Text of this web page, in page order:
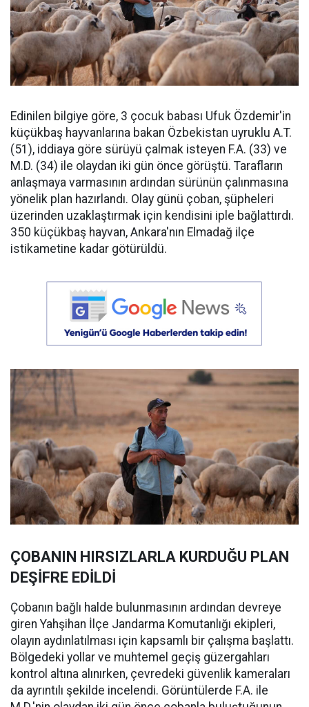
Edinilen bilgiye göre, 3 çocuk babası Ufuk Özdemir'in
küçükbaş hayvanlarına bakan Özbekistan uyruklu A.T.
(51), iddiaya göre sürüyü çalmak isteyen F.A. (33) ve
M.D. (34) ile olaydan iki gün önce görüştü. Tarafların
anlaşmaya varmasının ardından sürünün çalınmasına
yönelik plan hazırlandı. Olay günü çoban, şüpheleri
üzerinden uzaklaştırmak için kendisini iple bağlattırdı.
350 küçükbaş hayvan, Ankara'nın Elmadağ ilçe
istikametine kadar götürüldü.
ÇOBANIN HIRSIZLARLA KURDUĞU PLAN
DEŞİFRE EDİLDİ
Çobanın bağlı halde bulunmasının ardından devreye
giren Yahşihan İlçe Jandarma Komutanlığı ekipleri,
olayın aydınlatılması için kapsamlı bir çalışma başlattı.
Bölgedeki yollar ve muhtemel geçiş güzergahları
kontrol altına alınırken, çevredeki güvenlik kameraları
da ayrıntılı şekilde incelendi. Görüntülerde F.A. ile